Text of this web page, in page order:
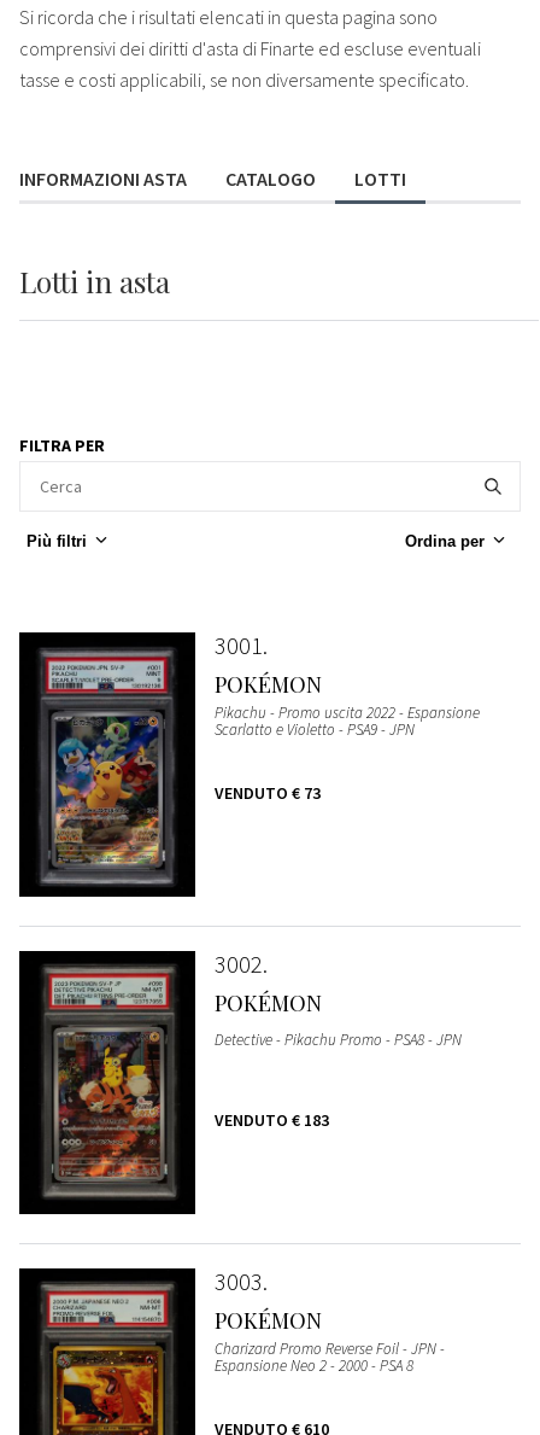
Si ricorda che i risultati elencati in questa pagina sono
comprensivi dei diritti d'asta di Finarte ed escluse eventuali
tasse e costi applicabili, se non diversamente specificato.
INFORMAZIONI ASTA CATALOGO LOTTI
Lotti in asta
FILTRA PER
Più filtri Ordina per
3001
POKÉMON
Pikachu - Promo uscita 2022 - Espansione
Scarlatto e Violetto - PSA9 - JPN
VENDUTO € 73
3002
POKÉMON
Detective - Pikachu Promo - PSA8 - JPN
VENDUTO € 183
3003
POKÉMON
Charizard Promo Reverse Foil - JPN -
Espansione Neo 2 - 2000 - PSA 8
VENDUTO € 610